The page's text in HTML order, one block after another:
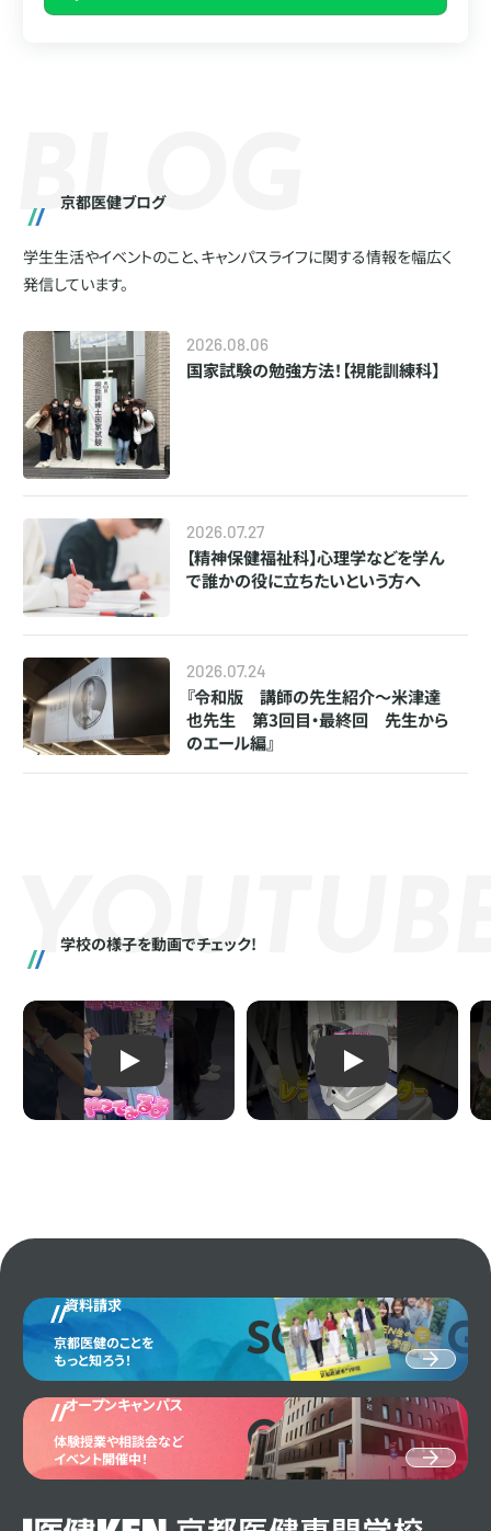
京都医健ブログ
BLO
学生生活やイベントのこと、キャンパスライフに関する情報を幅広く
発信しています。
2026.08.06
国家試験の勉強方法！【視能訓練科】
2026.07.27
【精神保健福祉科】心理学などを学ん
で誰かの役に立ちたいという方へ
2026.07.24
『令和版 講師の先生紹介～米津達
也先生 第3回目・最終回 先生から
のエール編』
学校の様子を動画でチェック!
YOUT
Play Play
SCHOOL
資料請求
京都医健のことを
もっと知ろう！
OPEN
オープンキャンパス
体験授業や相談会など
イベント開催中！